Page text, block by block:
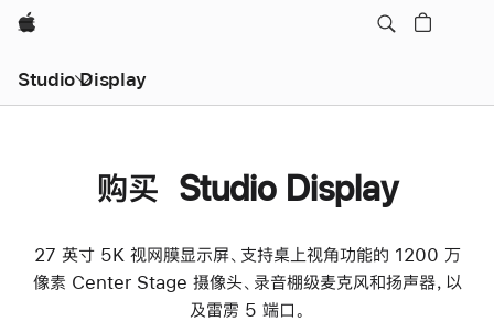
Apple
Studio Display
购买 Studio Display
27 英寸 5K 视网膜显示屏、支持桌上视角功能的 1200 万
像素 Center Stage 摄像头、录音棚级麦克风和扬声器，以
及雷雳 5 端口。